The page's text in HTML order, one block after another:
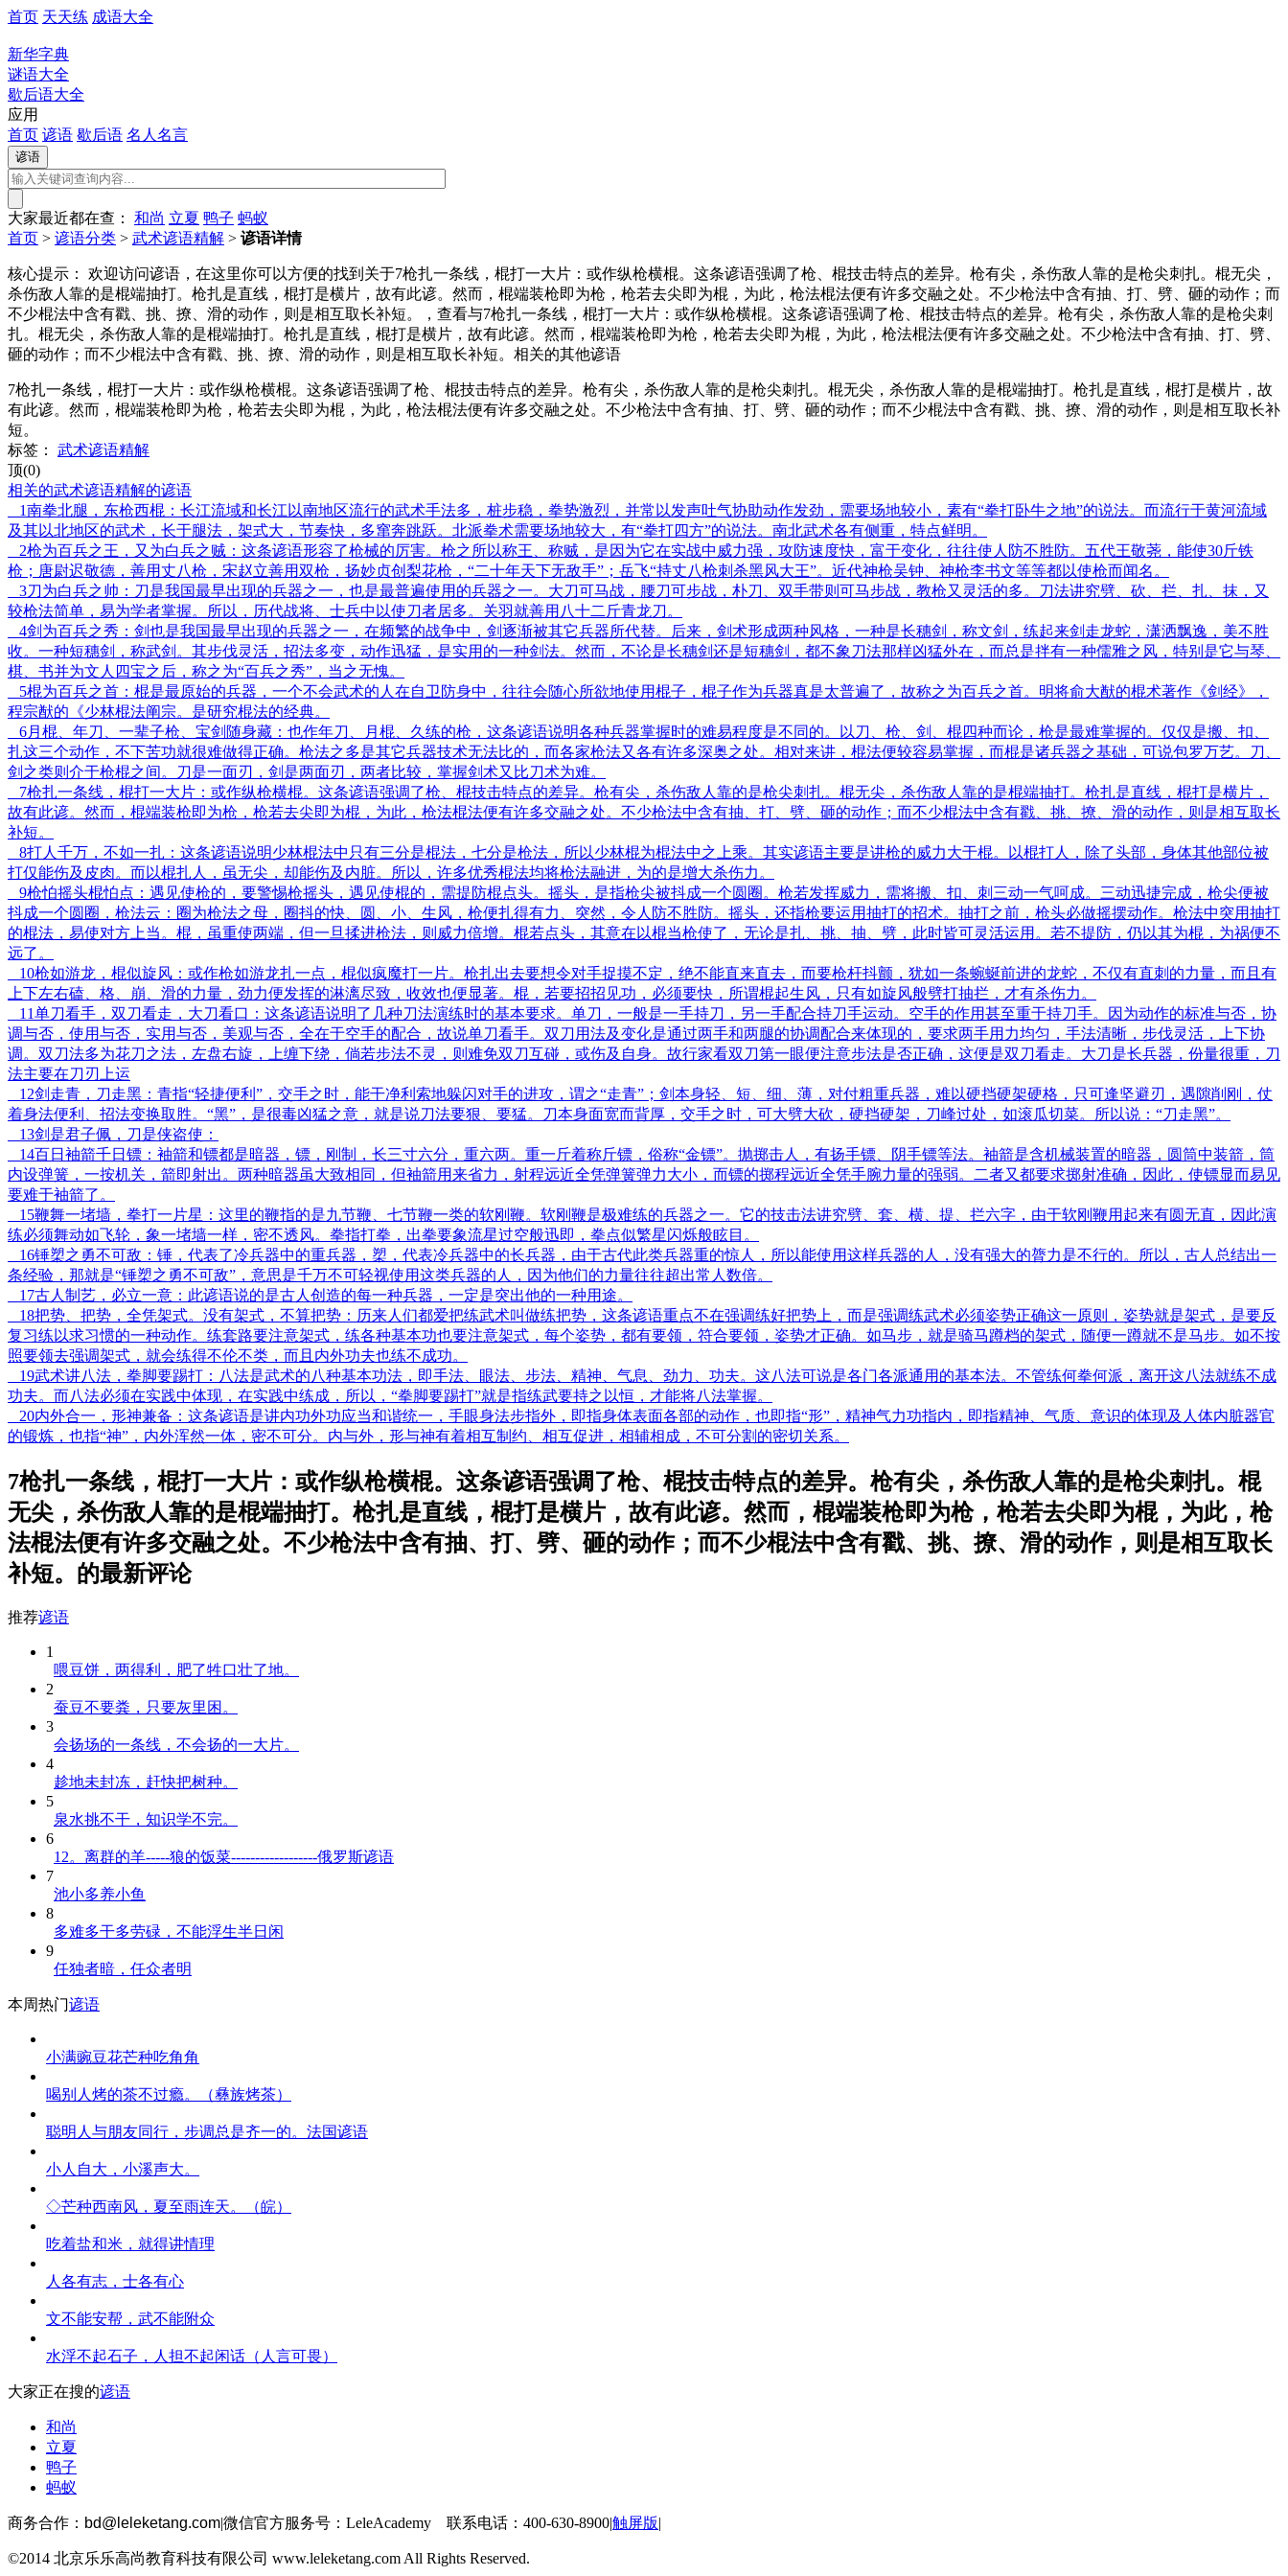
首页 天天练 成语大全
新华字典
谜语大全
歇后语大全
应用
首页 谚语 歇后语 名人名言
大家最近都在查： 和尚 立夏 鸭子 蚂蚁
首页 > 谚语分类 > 武术谚语精解 > 谚语详情
核心提示：
欢迎访问谚语，在这里你可以方便的找到关于7枪扎一条线，棍打一大片：或作纵枪横棍。这条谚语强调了枪、棍技击特点的差异。枪有尖，杀伤敌人靠的是枪尖刺扎。棍无尖，
杀伤敌人靠的是棍端抽打。枪扎是直线，棍打是横片，故有此谚。然而，棍端装枪即为枪，枪若去尖即为棍，为此，枪法棍法便有许多交融之处。不少枪法中含有抽、打、劈、砸的动作；而
不少棍法中含有戳、挑、撩、滑的动作，则是相互取长补短。，查看与7枪扎一条线，棍打一大片：或作纵枪横棍。这条谚语强调了枪、棍技击特点的差异。枪有尖，杀伤敌人靠的是枪尖刺
扎。棍无尖，杀伤敌人靠的是棍端抽打。枪扎是直线，棍打是横片，故有此谚。然而，棍端装枪即为枪，枪若去尖即为棍，为此，枪法棍法便有许多交融之处。不少枪法中含有抽、打、劈、
砸的动作；而不少棍法中含有戳、挑、撩、滑的动作，则是相互取长补短。相关的其他谚语
7枪扎一条线，棍打一大片：或作纵枪横棍。这条谚语强调了枪、棍技击特点的差异。枪有尖，杀伤敌人靠的是枪尖刺扎。棍无尖，杀伤敌人靠的是棍端抽打。枪扎是直线，棍打是横片，故
有此谚。然而，棍端装枪即为枪，枪若去尖即为棍，为此，枪法棍法便有许多交融之处。不少枪法中含有抽、打、劈、砸的动作；而不少棍法中含有戳、挑、撩、滑的动作，则是相互取长补
短。
标签：
武术谚语精解
顶(0)
相关的武术谚语精解的谚语
1南拳北腿，东枪西棍：长江流域和长江以南地区流行的武术手法多，桩步稳，拳势激烈，并常以发声吐气协助动作发劲，需要场地较小，素有“拳打卧牛之地”的说法。而流行于黄河流域
及其以北地区的武术，长于腿法，架式大，节奏快，多窜奔跳跃。北派拳术需要场地较大，有“拳打四方”的说法。南北武术各有侧重，特点鲜明。
2枪为百兵之王，又为白兵之贼：这条谚语形容了枪械的厉害。枪之所以称王、称贼，是因为它在实战中威力强，攻防速度快，富于变化，往往使人防不胜防。五代王敬荛，能使30斤铁
枪；唐尉迟敬德，善用丈八枪，宋赵立善用双枪，扬妙贞创梨花枪，“二十年天下无敌手”；岳飞“持丈八枪刺杀黑风大王”。近代神枪吴钟、神枪李书文等等都以使枪而闻名。
3刀为白兵之帅：刀是我国最早出现的兵器之一，也是最普遍使用的兵器之一。大刀可马战，腰刀可步战，朴刀、双手带则可马步战，教枪又灵活的多。刀法讲究劈、砍、拦、扎、抹，又
较枪法简单，易为学者掌握。所以，历代战将、士兵中以使刀者居多。关羽就善用八十二斤青龙刀。
4剑为百兵之秀：剑也是我国最早出现的兵器之一，在频繁的战争中，剑逐渐被其它兵器所代替。后来，剑术形成两种风格，一种是长穗剑，称文剑，练起来剑走龙蛇，潇洒飘逸，美不胜
收。一种短穗剑，称武剑。其步伐灵活，招法多变，动作迅猛，是实用的一种剑法。然而，不论是长穗剑还是短穗剑，都不象刀法那样凶猛外在，而总是拌有一种儒雅之风，特别是它与琴、
棋、书并为文人四宝之后，称之为“百兵之秀”，当之无愧。
5棍为百兵之首：棍是最原始的兵器，一个不会武术的人在自卫防身中，往往会随心所欲地使用棍子，棍子作为兵器真是太普遍了，故称之为百兵之首。明将俞大猷的棍术著作《剑经》，
程宗猷的《少林棍法阐宗。是研究棍法的经典。
6月棍、年刀、一辈子枪、宝剑随身藏：也作年刀、月棍、久练的枪，这条谚语说明各种兵器掌握时的难易程度是不同的。以刀、枪、剑、棍四种而论，枪是最难掌握的。仅仅是搬、扣、
扎这三个动作，不下苦功就很难做得正确。枪法之多是其它兵器技术无法比的，而各家枪法又各有许多深奥之处。相对来讲，棍法便较容易掌握，而棍是诸兵器之基础，可说包罗万艺。刀、
剑之类则介于枪棍之间。刀是一面刃，剑是两面刃，两者比较，掌握剑术又比刀术为难。
7枪扎一条线，棍打一大片：或作纵枪横棍。这条谚语强调了枪、棍技击特点的差异。枪有尖，杀伤敌人靠的是枪尖刺扎。棍无尖，杀伤敌人靠的是棍端抽打。枪扎是直线，棍打是横片，
故有此谚。然而，棍端装枪即为枪，枪若去尖即为棍，为此，枪法棍法便有许多交融之处。不少枪法中含有抽、打、劈、砸的动作；而不少棍法中含有戳、挑、撩、滑的动作，则是相互取长
补短。
8打人千万，不如一扎：这条谚语说明少林棍法中只有三分是棍法，七分是枪法，所以少林棍为棍法中之上乘。其实谚语主要是讲枪的威力大于棍。以棍打人，除了头部，身体其他部位被
打仅能伤及皮肉。而以棍扎人，虽无尖，却能伤及内脏。所以，许多优秀棍法均将枪法融进，为的是增大杀伤力。
9枪怕摇头棍怕点：遇见使枪的，要警惕枪摇头，遇见使棍的，需提防棍点头。摇头，是指枪尖被抖成一个圆圈。枪若发挥威力，需将搬、扣、刺三动一气呵成。三动迅捷完成，枪尖便被
抖成一个圆圈，枪法云：圈为枪法之母，圈抖的快、圆、小、生风，枪便扎得有力、突然，令人防不胜防。摇头，还指枪要运用抽打的招术。抽打之前，枪头必做摇摆动作。枪法中突用抽打
的棍法，易使对方上当。棍，虽重使两端，但一旦揉进枪法，则威力倍增。棍若点头，其意在以棍当枪使了，无论是扎、挑、抽、劈，此时皆可灵活运用。若不提防，仍以其为棍，为祸便不
远了。
10枪如游龙，棍似旋风：或作枪如游龙扎一点，棍似疯魔打一片。枪扎出去要想令对手捉摸不定，绝不能直来直去，而要枪杆抖颤，犹如一条蜿蜒前进的龙蛇，不仅有直刺的力量，而且有
上下左右磕、格、崩、滑的力量，劲力便发挥的淋漓尽致，收效也便显著。棍，若要招招见功，必须要快，所谓棍起生风，只有如旋风般劈打抽拦，才有杀伤力。
11单刀看手，双刀看走，大刀看口：这条谚语说明了几种刀法演练时的基本要求。单刀，一般是一手持刀，另一手配合持刀手运动。空手的作用甚至重于持刀手。因为动作的标准与否，协
调与否，使用与否，实用与否，美观与否，全在于空手的配合，故说单刀看手。双刀用法及变化是通过两手和两腿的协调配合来体现的，要求两手用力均匀，手法清晰，步伐灵活，上下协
调。双刀法多为花刀之法，左盘右旋，上缠下绕，倘若步法不灵，则难免双刀互碰，或伤及自身。故行家看双刀第一眼便注意步法是否正确，这便是双刀看走。大刀是长兵器，份量很重，刀
法主要在刀刃上运
12剑走青，刀走黑：青指“轻捷便利”，交手之时，能干净利索地躲闪对手的进攻，谓之“走青”；剑本身轻、短、细、薄，对付粗重兵器，难以硬挡硬架硬格，只可逢坚避刃，遇隙削刚，仗
着身法便利、招法变换取胜。“黑”，是很毒凶猛之意，就是说刀法要狠、要猛。刀本身面宽而背厚，交手之时，可大劈大砍，硬挡硬架，刀峰过处，如滚瓜切菜。所以说：“刀走黑”。
13剑是君子佩，刀是侠盗使：
14百日袖箭千日镖：袖箭和镖都是暗器，镖，刚制，长三寸六分，重六两。重一斤着称斤镖，俗称“金镖”。抛掷击人，有扬手镖、阴手镖等法。袖箭是含机械装置的暗器，圆筒中装箭，筒
内设弹簧，一按机关，箭即射出。两种暗器虽大致相同，但袖箭用来省力，射程远近全凭弹簧弹力大小，而镖的掷程远近全凭手腕力量的强弱。二者又都要求掷射准确，因此，使镖显而易见
要难于袖箭了。
15鞭舞一堵墙，拳打一片星：这里的鞭指的是九节鞭、七节鞭一类的软刚鞭。软刚鞭是极难练的兵器之一。它的技击法讲究劈、套、横、提、拦六字，由于软刚鞭用起来有圆无直，因此演
练必须舞动如飞轮，象一堵墙一样，密不透风。拳指打拳，出拳要象流星过空般迅即，拳点似繁星闪烁般眩目。
16锤槊之勇不可敌：锤，代表了冷兵器中的重兵器，槊，代表冷兵器中的长兵器，由于古代此类兵器重的惊人，所以能使用这样兵器的人，没有强大的膂力是不行的。所以，古人总结出一
条经验，那就是“锤槊之勇不可敌”，意思是千万不可轻视使用这类兵器的人，因为他们的力量往往超出常人数倍。
17古人制艺，必立一意：此谚语说的是古人创造的每一种兵器，一定是突出他的一种用途。
18把势、把势，全凭架式。没有架式，不算把势：历来人们都爱把练武术叫做练把势，这条谚语重点不在强调练好把势上，而是强调练武术必须姿势正确这一原则，姿势就是架式，是要反
复习练以求习惯的一种动作。练套路要注意架式，练各种基本功也要注意架式，每个姿势，都有要领，符合要领，姿势才正确。如马步，就是骑马蹲档的架式，随便一蹲就不是马步。如不按
照要领去强调架式，就会练得不伦不类，而且内外功夫也练不成功。
19武术讲八法，拳脚要踢打：八法是武术的八种基本功法，即手法、眼法、步法、精神、气息、劲力、功夫。这八法可说是各门各派通用的基本法。不管练何拳何派，离开这八法就练不成
功夫。而八法必须在实践中体现，在实践中练成，所以，“拳脚要踢打”就是指练武要持之以恒，才能将八法掌握。
20内外合一，形神兼备：这条谚语是讲内功外功应当和谐统一，手眼身法步指外，即指身体表面各部的动作，也即指“形”，精神气力功指内，即指精神、气质、意识的体现及人体内脏器官
的锻炼，也指“神”，内外浑然一体，密不可分。内与外，形与神有着相互制约、相互促进，相辅相成，不可分割的密切关系。
7枪扎一条线，棍打一大片：或作纵枪横棍。这条谚语强调了枪、棍技击特点的差异。枪有尖，杀伤敌人靠的是枪尖刺扎。棍
无尖，杀伤敌人靠的是棍端抽打。枪扎是直线，棍打是横片，故有此谚。然而，棍端装枪即为枪，枪若去尖即为棍，为此，枪
法棍法便有许多交融之处。不少枪法中含有抽、打、劈、砸的动作；而不少棍法中含有戳、挑、撩、滑的动作，则是相互取长
补短。的最新评论
推荐谚语
1
喂豆饼，两得利，肥了牲口壮了地。
2
蚕豆不要粪，只要灰里困。
3
会扬场的一条线，不会扬的一大片。
4
趁地未封冻，赶快把树种。
5
泉水挑不干，知识学不完。
6
12。离群的羊-----狼的饭菜------------------俄罗斯谚语
7
池小多养小鱼
8
多难多干多劳碌，不能浮生半日闲
9
任独者暗，任众者明
本周热门谚语
小满豌豆花芒种吃角角
喝别人烤的茶不过瘾。（彝族烤茶）
聪明人与朋友同行，步调总是齐一的。法国谚语
小人自大，小溪声大。
◇芒种西南风，夏至雨连天。（皖）
吃着盐和米，就得讲情理
人各有志，士各有心
文不能安帮，武不能附众
水浮不起石子，人担不起闲话（人言可畏）
大家正在搜的谚语
和尚
立夏
鸭子
蚂蚁
商务合作： bd@leleketang.com|微信官方服务号：LeleAcademy 联系电话：400-630-8900|触屏版|
©2014 北京乐乐高尚教育科技有限公司 www.leleketang.com All Rights Reserved.